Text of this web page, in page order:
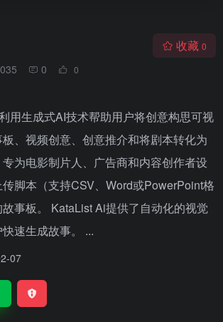
0 0
收藏 0
用生成式AI技术帮助用户将创意构思可视
、视频创意、创意推介和将剧本转化为
为电影制片人、广告商和内容创作者设
脚本（支持CSV、Word或PowerPoint格
事板。 KataList Ai提供了自动化的视觉
速生成故事。 ...
07